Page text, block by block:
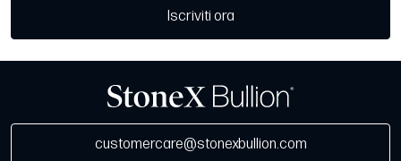
Iscriviti ora
customercare@stonexbullion.com